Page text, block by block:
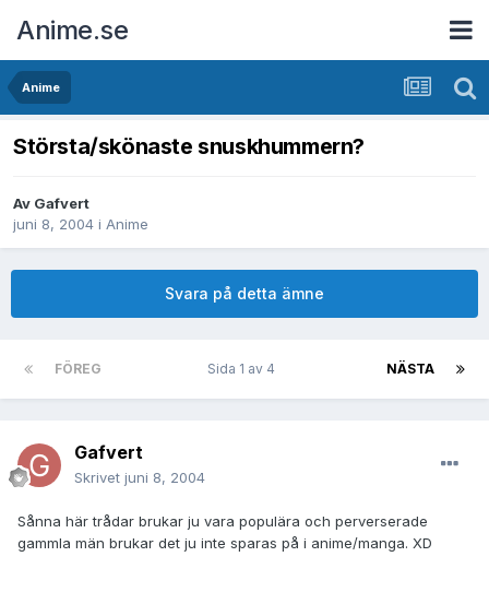
Anime.se
Anime
Största/skönaste snuskhummern?
Av Gafvert
juni 8, 2004 i Anime
Svara på detta ämne
FÖREG NÄSTA
Sida 1 av 4
Gafvert
Skrivet juni 8, 2004
Sånna här trådar brukar ju vara populära och perverserade
gammla män brukar det ju inte sparas på i anime/manga. XD